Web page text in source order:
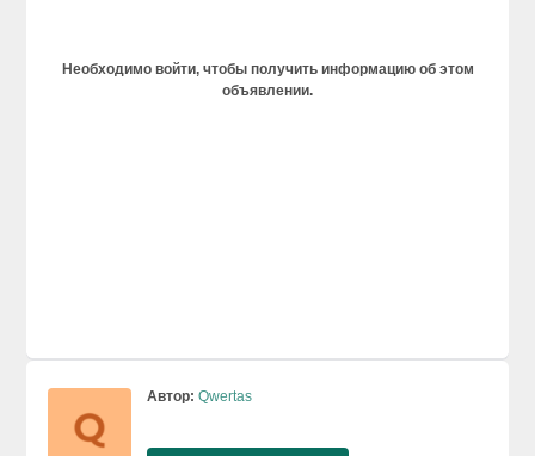
Необходимо войти, чтобы получить информацию об этом
объявлении.
Автор: Qwertas